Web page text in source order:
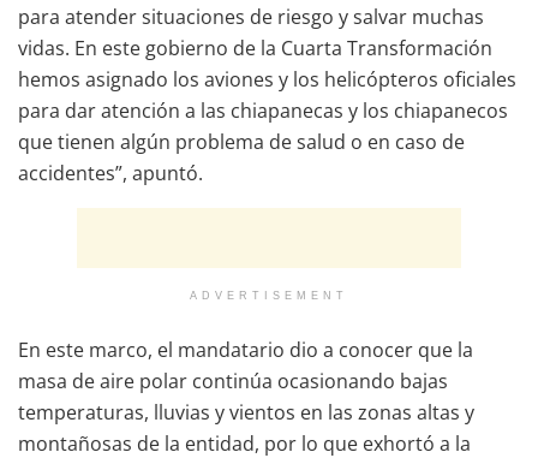
para atender situaciones de riesgo y salvar muchas
vidas. En este gobierno de la Cuarta Transformación
hemos asignado los aviones y los helicópteros oficiales
para dar atención a las chiapanecas y los chiapanecos
que tienen algún problema de salud o en caso de
accidentes”, apuntó.
ADVERTISEMENT
En este marco, el mandatario dio a conocer que la
masa de aire polar continúa ocasionando bajas
temperaturas, lluvias y vientos en las zonas altas y
montañosas de la entidad, por lo que exhortó a la